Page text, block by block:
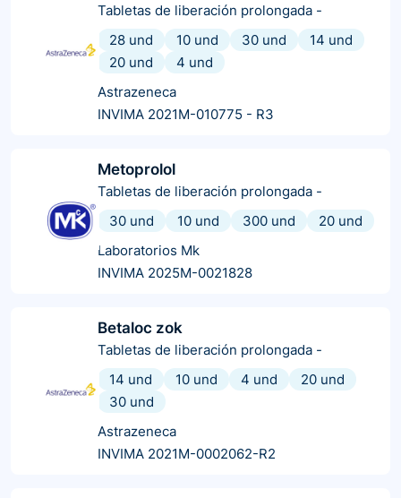
Tabletas de liberación prolongada -
28 und
10 und 30 und
14 und
20 und
4 und
Astrazeneca
INVIMA 2021M-010775 - R3
Metoprolol
Tabletas de liberación prolongada -
30 und
10 und 300 und
20 und
Laboratorios Mk
INVIMA 2025M-0021828
Betaloc zok
Tabletas de liberación prolongada -
14 und
10 und 4 und
20 und
30 und
Astrazeneca
INVIMA 2021M-0002062-R2